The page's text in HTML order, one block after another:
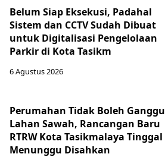
Belum Siap Eksekusi, Padahal
Sistem dan CCTV Sudah Dibuat
untuk Digitalisasi Pengelolaan
Parkir di Kota Tasikm
6 Agustus 2026
Perumahan Tidak Boleh Ganggu
Lahan Sawah, Rancangan Baru
RTRW Kota Tasikmalaya Tinggal
Menunggu Disahkan